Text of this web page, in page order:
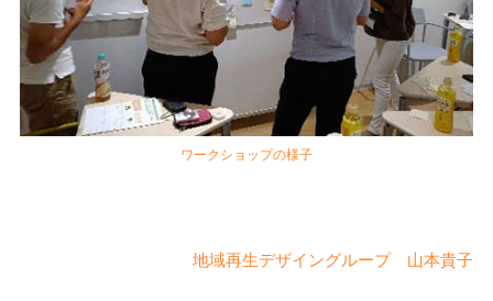
ワークショップの様子
地域再生デザイングループ 山本貴子